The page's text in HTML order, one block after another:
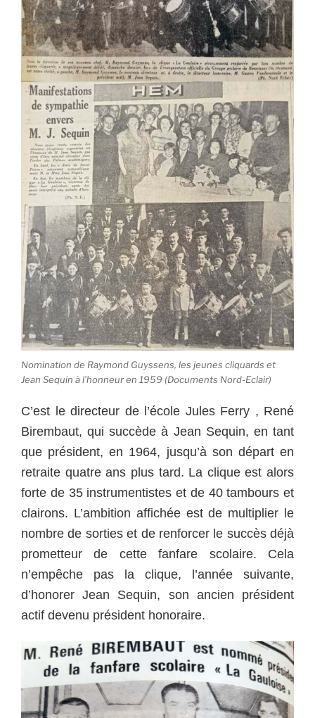
Nomination de Raymond Guyssens, les jeunes cliquards et
Jean Sequin à l’honneur en 1959 (Documents Nord-Eclair)
C’est le directeur de l’école Jules Ferry , René
Birembaut, qui succède à Jean Sequin, en tant
que président, en 1964, jusqu’à son départ en
retraite quatre ans plus tard. La clique est alors
forte de 35 instrumentistes et de 40 tambours et
clairons. L’ambition affichée est de multiplier le
nombre de sorties et de renforcer le succès déjà
prometteur de cette fanfare scolaire. Cela
n’empêche pas la clique, l’année suivante,
d’honorer Jean Sequin, son ancien président
actif devenu président honoraire.